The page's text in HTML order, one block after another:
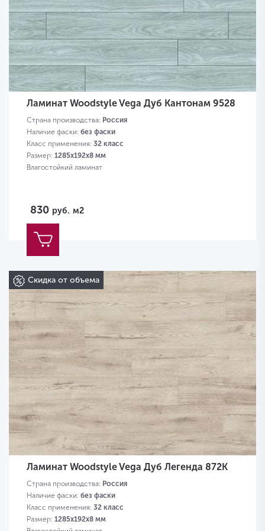
Ламинат Woodstyle Vega Дуб Кантонам 9528
Страна производства: Россия
Наличие фаски: без фаски
Класс применения: 32 класс
Размер: 1285х192х8 мм
Влагостойкий ламинат
830 руб. м2
Скидка от объема
Ламинат Woodstyle Vega Дуб Легенда 872K
Страна производства: Россия
Наличие фаски: без фаски
Класс применения: 32 класс
Размер: 1285х192х8 мм